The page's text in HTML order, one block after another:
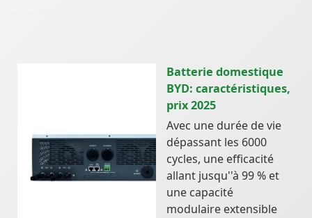
Batterie domestique
BYD: caractéristiques,
prix 2025
Avec une durée de vie
dépassant les 6000
cycles, une efficacité
allant jusqu''à 99 % et
une capacité
modulaire extensible